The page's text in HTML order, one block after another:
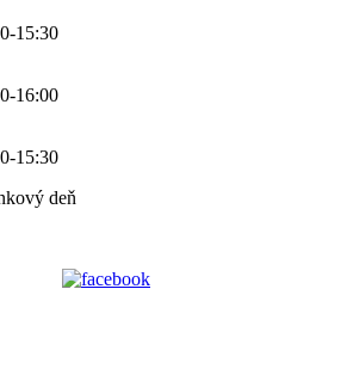
15:30
16:00
15:30
deň